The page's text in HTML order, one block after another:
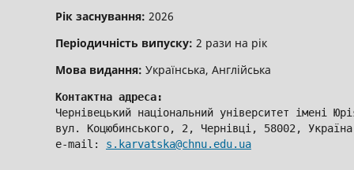
Рік заснування: 2026
Періодичність випуску: 2 рази на рік
Мова видання: Українська, Англійська
Контактна адреса:
Чернівецький національний університет імені
вул. Коцюбинського, 2, Чернівці, 58002, Україна
e-mail: s.karvatska@chnu.edu.ua